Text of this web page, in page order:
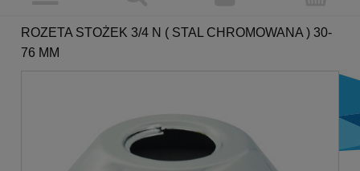
ROZETA STOŻEK 3/4 N ( STAL CHROMOWANA ) 30-
76 MM